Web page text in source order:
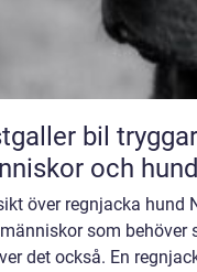
tryggare transport för både
och
över regnjacka hund
som behöver
det också. En